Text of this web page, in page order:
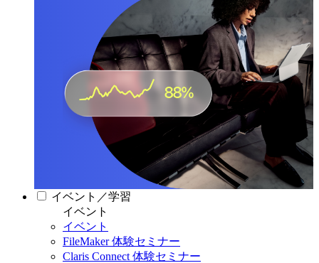
イベント／学習
イベント
イベント
FileMaker 体験セミナー
Claris Connect 体験セミナー